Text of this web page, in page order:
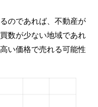
のであれば、不動産が
数が少ない地域であれ
い価格で売れる可能性